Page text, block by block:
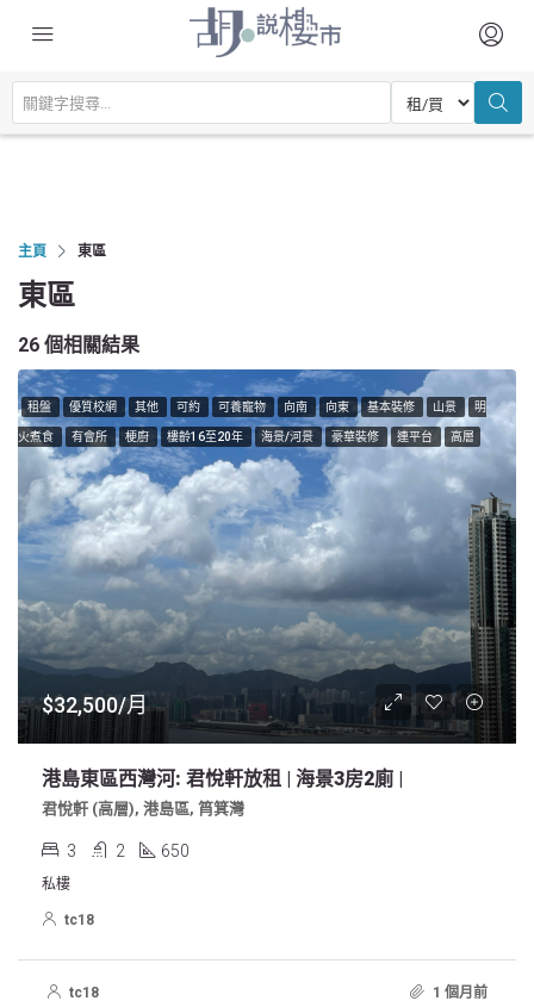
主頁 東區
東區
26 個相關結果
租盤 優質校網 其他 可約 可養寵物 向南 向東 基本裝修 山景 明
火煮食 有會所 梗廚 樓齡16至20年 海景/河景 豪華裝修 連平台 高層
$32,500/月
港島東區西灣河: 君悅軒放租 | 海景3房2廁 |
君悅軒 (高層), 港島區, 筲箕灣
3 2 650
私樓
tc18
tc18 1 個月前